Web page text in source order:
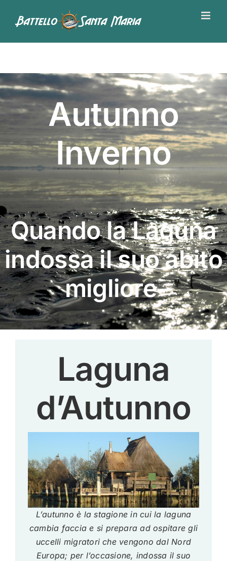
Autunno
Inverno
Quando la Laguna
indossa il suo abito
migliore
Laguna
d’Autunno
L’autunno è la stagione in cui la laguna
cambia faccia e si prepara ad ospitare gli
uccelli migratori che vengono dal Nord
Europa; per l’occasione, indossa il suo